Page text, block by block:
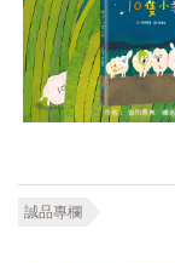
誠品專欄